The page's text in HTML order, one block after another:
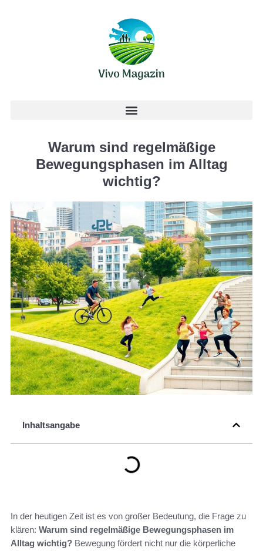
Warum sind regelmäßige
Bewegungsphasen im Alltag
wichtig?
Inhaltsangabe
In der heutigen Zeit ist es von großer Bedeutung, die Frage zu
klären: Warum sind regelmäßige Bewegungsphasen im
Alltag wichtig? Bewegung fördert nicht nur die körperliche